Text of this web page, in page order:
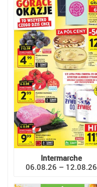
Intermarche
06.08.26 – 12.08.26